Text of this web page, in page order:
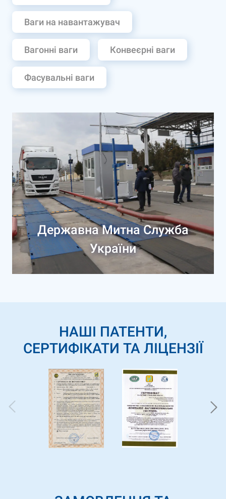
Ваги на навантажувач
Вагонні ваги Конвеєрні ваги
Фасувальні ваги
Державна Митна Служба
України
НАШІ ПАТЕНТИ,
СЕРТИФІКАТИ ТА ЛІЦЕНЗІЇ